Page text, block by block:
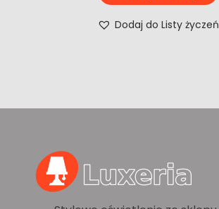
Dodaj do Listy życzeń